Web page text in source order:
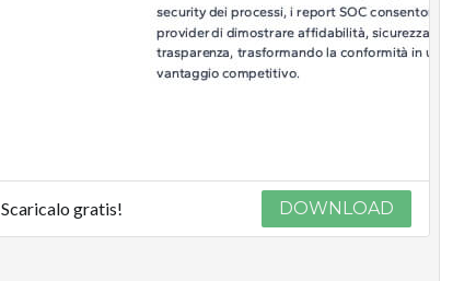
Scaricalo gratis! DOWNLOAD